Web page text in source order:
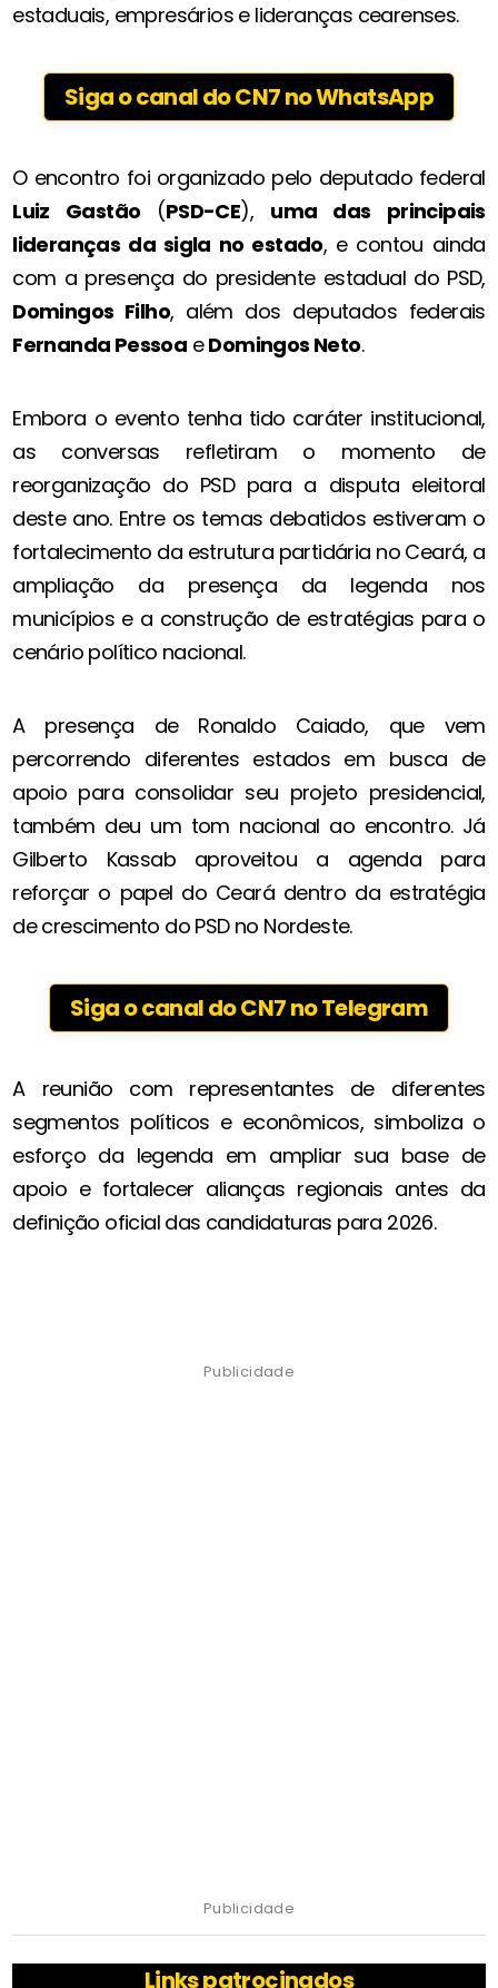
estaduais, empresários e lideranças cearenses.
Siga o canal do CN7 no WhatsApp
O encontro foi organizado pelo deputado federal
Luiz Gastão (PSD-CE), uma das principais
lideranças da sigla no estado, e contou ainda
com a presença do presidente estadual do PSD,
Domingos Filho, além dos deputados federais
Fernanda Pessoa eDomingos Neto.
Embora o evento tenha tido caráter institucional,
as conversas refletiram o momento de
reorganização do PSD para a disputa eleitoral
deste ano. Entre os temas debatidos estiveram o
fortalecimento da estrutura partidária no Ceará, a
ampliação da presença da legenda nos
municípios e a construção de estratégias para o
cenário político nacional.
A presença de Ronaldo Caiado, que vem
percorrendo diferentes estados em busca de
apoio para consolidar seu projeto presidencial,
também deu um tom nacional ao encontro. Já
Gilberto Kassab aproveitou a agenda para
reforçar o papel do Ceará dentro da estratégia
de crescimento do PSD no Nordeste.
Siga o canal do CN7 no Telegram
A reunião com representantes de diferentes
segmentos políticos e econômicos, simboliza o
esforço da legenda em ampliar sua base de
apoio e fortalecer alianças regionais antes da
definição oficial das candidaturas para 2026.
Publicidade
Publicidade
Links patrocinados